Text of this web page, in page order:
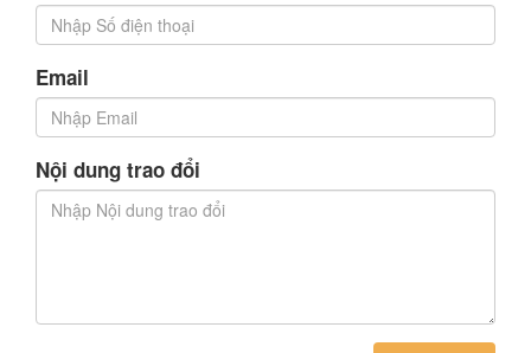
Email
Nội dung trao đổi